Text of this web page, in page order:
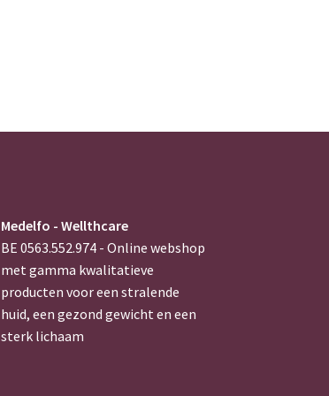
Medelfo - Wellthcare
BE 0563.552.974 - Online webshop
met gamma kwalitatieve
producten voor een stralende
huid, een gezond gewicht en een
sterk lichaam